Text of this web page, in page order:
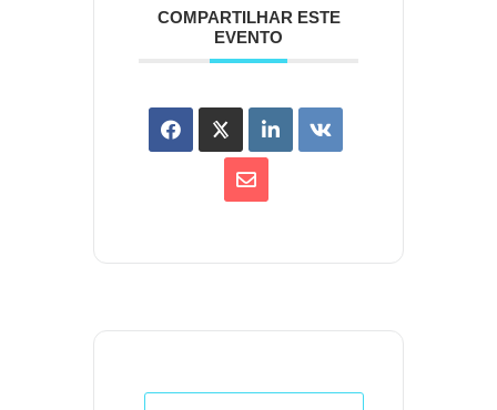
COMPARTILHAR ESTE
EVENTO